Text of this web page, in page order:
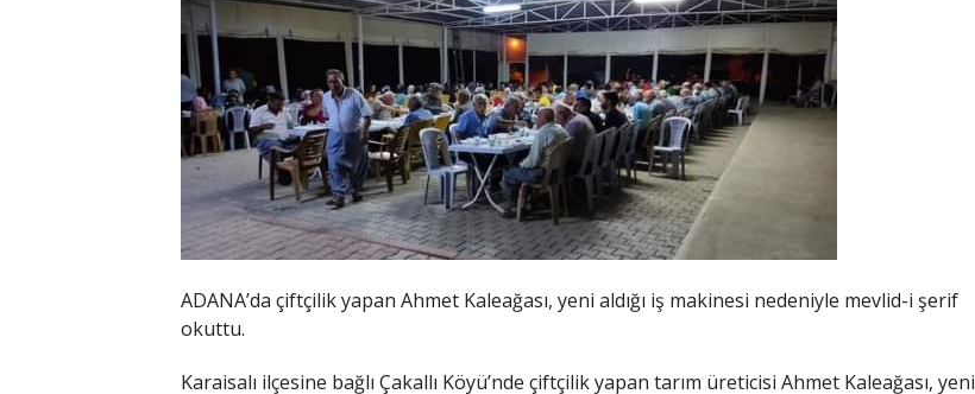
ADANA’da çiftçilik yapan Ahmet Kaleağası, yeni aldığı iş makinesi nedeniyle mevlid-i şerif
okuttu.
Karaisalı ilçesine bağlı Çakallı Köyü’nde çiftçilik yapan tarım üreticisi Ahmet Kaleağası, yeni